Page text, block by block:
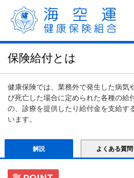
保険給付とは
健康保険では、業務外で発生した病気
び死亡した場合に定められた各種の給
の、診療を提供したり給付金を支給す
います。
解説 よくある質問